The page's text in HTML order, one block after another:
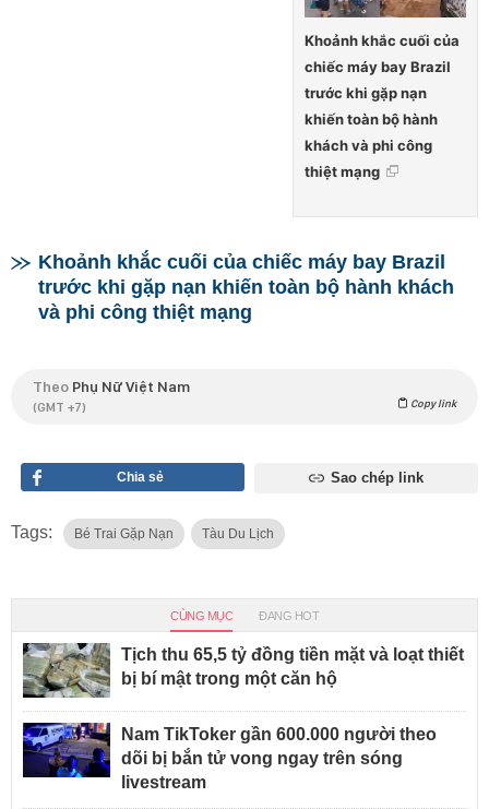
Khoảnh khắc cuối của
chiếc máy bay Brazil
trước khi gặp nạn
khiến toàn bộ hành
khách và phi công
thiệt mạng
Khoảnh khắc cuối của chiếc máy bay Brazil
trước khi gặp nạn khiến toàn bộ hành khách
và phi công thiệt mạng
Theo Phụ Nữ Việt Nam
(GMT +7) Copy link
Chia sẻ Sao chép link
Tags: Bé Trai Gặp Nạn Tàu Du Lịch
CÙNG MỤC ĐANG HOT
Tịch thu 65,5 tỷ đồng tiền mặt và loạt thiết
bị bí mật trong một căn hộ
Nam TikToker gần 600.000 người theo
dõi bị bắn tử vong ngay trên sóng
livestream